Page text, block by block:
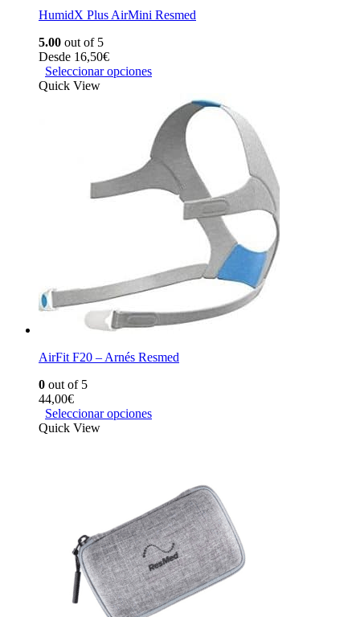
HumidX Plus AirMini Resmed
5.00 out of 5
Desde 16,50€
Seleccionar opciones
Quick View
AirFit F20 – Arnés Resmed
0 out of 5
44,00€
Seleccionar opciones
Quick View